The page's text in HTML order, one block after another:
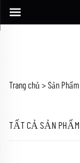
Trang chủ > Sản Phẩm
TẤT CẢ SẢN PHẨM